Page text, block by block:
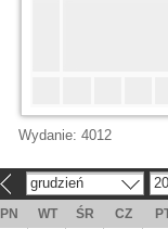
Wydanie: 4012
grudzień
PN WT ŚR CZ